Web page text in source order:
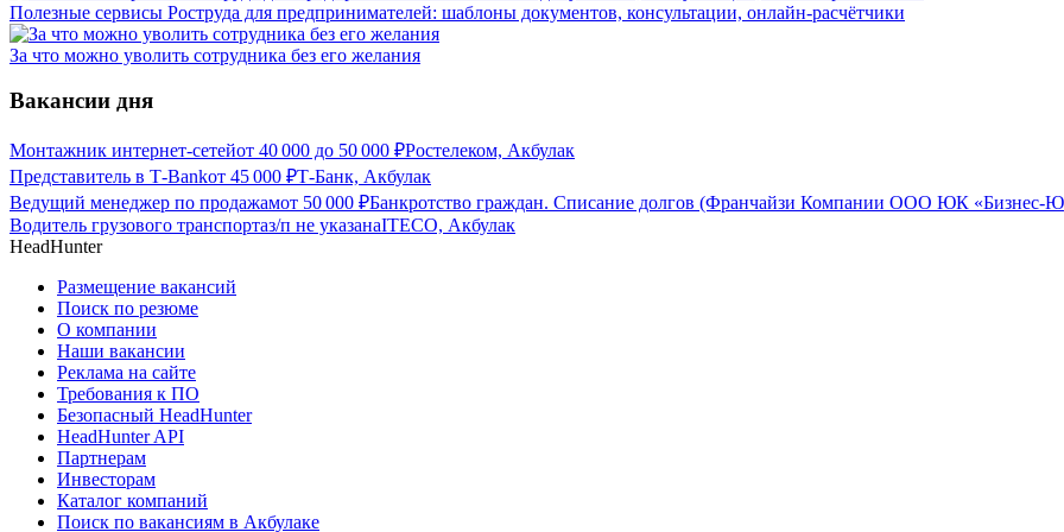
Полезные сервисы Роструда для предпринимателей: шаблоны документов, консультации, онлайн-расчётчики
За что можно уволить сотрудника без его желания
Вакансии дня
Монтажник интернет-сетейот 40 000 до 50 000 ₽Ростелеком, Акбулак
Представитель в Т-Bankот 45 000 ₽Т-Банк, Акбулак
Ведущий менеджер по продажамот 50 000 ₽Банкротство граждан. Списание долгов (Франчайзи Компании ООО ЮК «Бизнес-
Водитель грузового транспортаз/п не указанаITECO, Акбулак
HeadHunter
Размещение вакансий
Поиск по резюме
О компании
Наши вакансии
Реклама на сайте
Требования к ПО
Безопасный HeadHunter
HeadHunter API
Партнерам
Инвесторам
Каталог компаний
Поиск по вакансиям в Акбулаке